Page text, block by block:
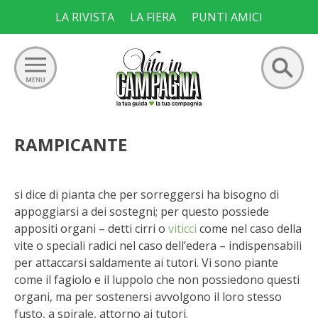
content
LA RIVISTA LA FIERA PUNTI AMICI
per:
GIARDINO
FRUTTETO
VIGNETO
ALLEVAMENTI
RAMPICANTE
si dice di pianta che per sorreggersi ha bisogno di
appoggiarsi a dei sostegni; per questo possiede
appositi organi – detti cirri o viticci come nel caso della
vite o speciali radici nel caso dell’edera – indispensabili
per attaccarsi saldamente ai tutori. Vi sono piante
come il fagiolo e il luppolo che non possiedono questi
organi, ma per sostenersi avvolgono il loro stesso
fusto, a spirale, attorno ai tutori.